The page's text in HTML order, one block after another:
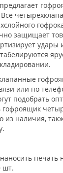
защищает
удары
или по
подобрать
гофроящик
из наличия,
печать
шт.